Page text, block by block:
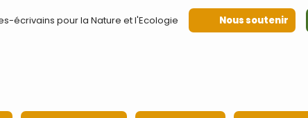
écrivains pour la Nature et l'Ecologie Nous soutenir